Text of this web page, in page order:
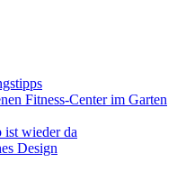
Fitness-Center im Garten
ist wieder da
Design